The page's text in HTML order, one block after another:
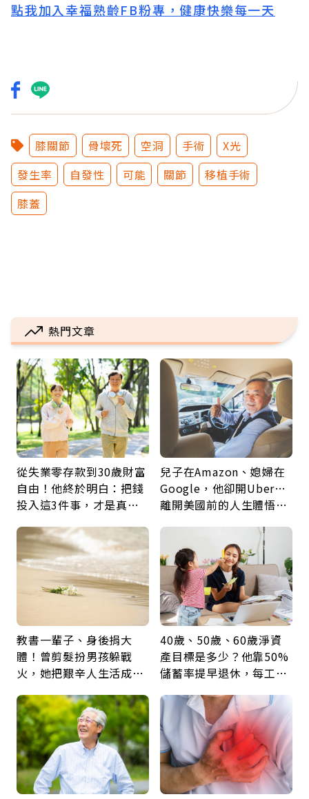
點我加入幸福熟齡FB粉專，健康快樂每一天
膝關節 骨壞死 空洞 手術
X光
發生率
自發性 可能 關節
移植手術
膝蓋
熱門文章
從失業零存款到30歲財富
自由！他終於明白：把錢
投入這3件事，才是真正
兒子在Amazon、媳婦在
Google，他卻開Uber…
離開美國前的人生體悟：
教書一輩子、身後捐大
體！曾剪髮扮男孩躲戰
火，她把艱辛人生活成風
福
40歲、50歲、60歲淨資
產目標是多少？他靠50%
儲蓄率提早退休，每工作